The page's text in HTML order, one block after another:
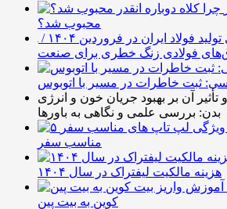
محبوب شد؟
افزایش ۴.۶ درصدی تولید فولاد ایران در فروردین ۱۴۰۴ /
فولادی زنگ خطری برای صنعت
ثبت خاطرات در مسیر با اتوبوس
تأثیر آن بر بهبود جریان خون و انرژی
بدن: بررسی علمی و نگاهی به باورها
مناسب سفر
هزینه مالکیت لیفتراک در سال ۱۴۰۴
کوین به بیت پین